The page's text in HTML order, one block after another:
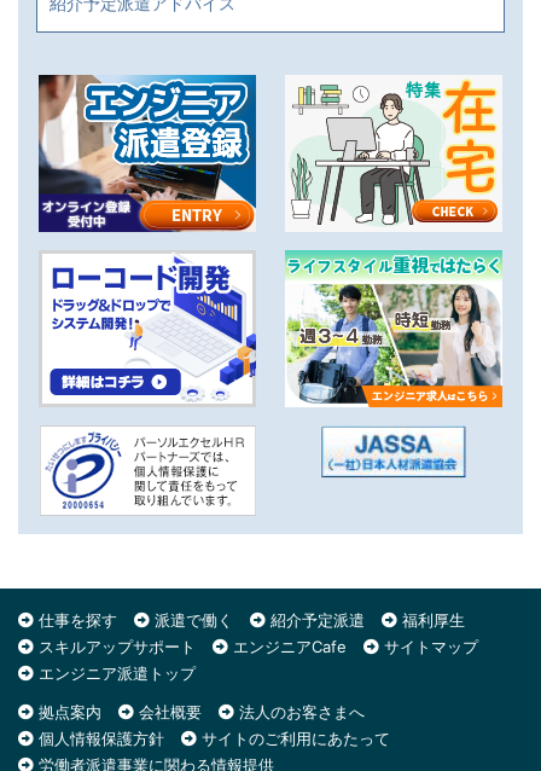
仕事を探す 派遣で働く 紹介予定派遣
福利厚生
スキルアップサポート
エンジニアCafe
サイトマップ
エンジニア派遣トップ
拠点案内
会社概要
法人のお客さまへ
個人情報保護方針
サイトのご利用にあたって
労働者派遣事業に関わる情報提供